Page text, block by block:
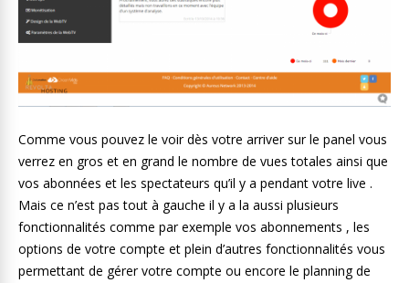
Comme vous pouvez le voir dès votre arriver sur le panel vous
verrez en gros et en grand le nombre de vues totales ainsi que
vos abonnées et les spectateurs qu’il y a pendant votre live .
Mais ce n’est pas tout à gauche il y a la aussi plusieurs
fonctionnalités comme par exemple vos abonnements , les
options de votre compte et plein d’autres fonctionnalités vous
permettant de gérer votre compte ou encore le planning de